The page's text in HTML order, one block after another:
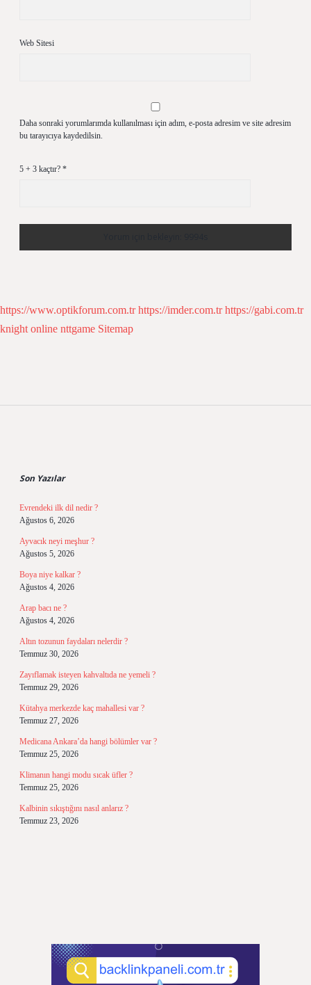
Web Sitesi
Daha sonraki yorumlarımda kullanılması için adım, e-posta adresim ve site adresim
bu tarayıcıya kaydedilsin.
5 + 3 kaçtır? *
https://www.optikforum.com.tr https://imder.com.tr https://gabi.com.tr
knight online nttgame Sitemap
Son Yazılar
Evrendeki ilk dil nedir ?
Ağustos 6, 2026
Ayvacık neyi meşhur ?
Ağustos 5, 2026
Boya niye kalkar ?
Ağustos 4, 2026
Arap bacı ne ?
Ağustos 4, 2026
Altın tozunun faydaları nelerdir ?
Temmuz 30, 2026
Zayıflamak isteyen kahvaltıda ne yemeli ?
Temmuz 29, 2026
Kütahya merkezde kaç mahallesi var ?
Temmuz 27, 2026
Medicana Ankara’da hangi bölümler var ?
Temmuz 25, 2026
Klimanın hangi modu sıcak üfler ?
Temmuz 25, 2026
Kalbinin sıkıştığını nasıl anlarız ?
Temmuz 23, 2026